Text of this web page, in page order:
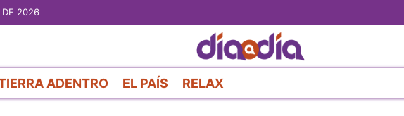
al
contenido
principal
DE 2026
ADENTRO EL PAÍS RELAX